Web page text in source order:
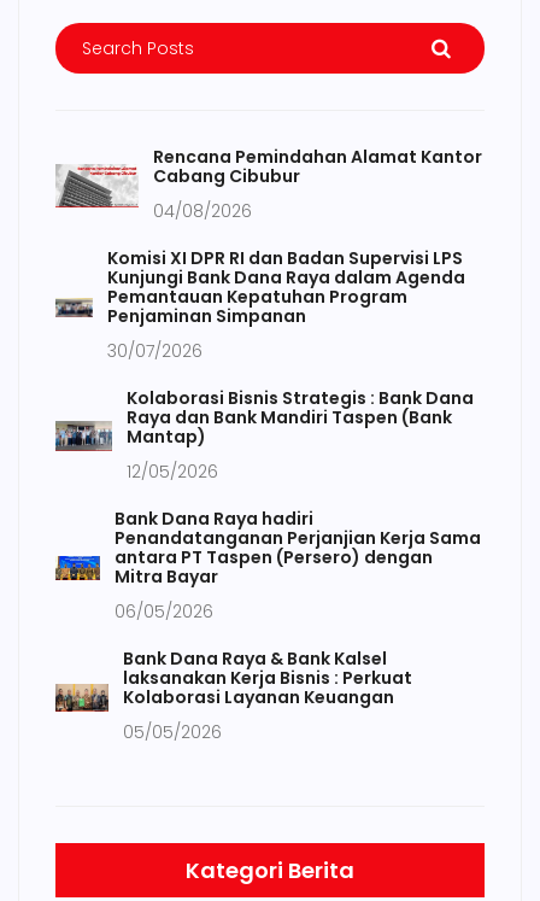
Rencana Pemindahan Alamat Kantor
Cabang Cibubur
04/08/2026
Komisi XI DPR RI dan Badan Supervisi LPS
Kunjungi Bank Dana Raya dalam Agenda
Pemantauan Kepatuhan Program
Penjaminan Simpanan
30/07/2026
Kolaborasi Bisnis Strategis : Bank Dana
Raya dan Bank Mandiri Taspen (Bank
Mantap)
12/05/2026
Bank Dana Raya hadiri
Penandatanganan Perjanjian Kerja Sama
antara PT Taspen (Persero) dengan
Mitra Bayar
06/05/2026
Bank Dana Raya & Bank Kalsel
laksanakan Kerja Bisnis : Perkuat
Kolaborasi Layanan Keuangan
05/05/2026
Kategori Berita